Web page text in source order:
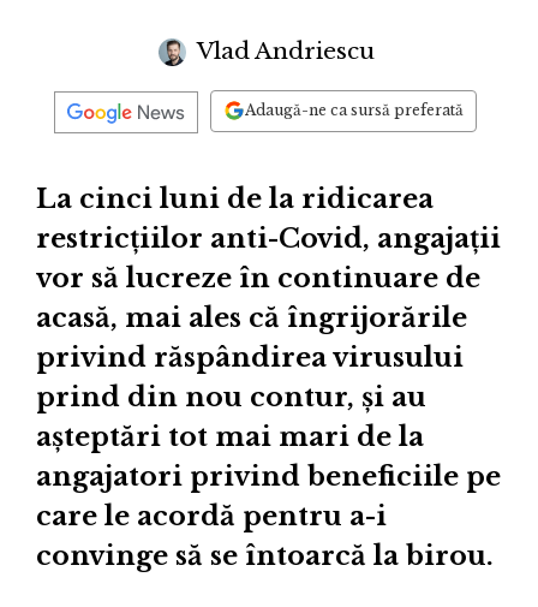
Vlad Andriescu
Adaugă-ne ca sursă preferată
La cinci luni de la ridicarea
restricțiilor anti-Covid, angajații
vor să lucreze în continuare de
acasă, mai ales că îngrijorările
privind răspândirea virusului
prind din nou contur, și au
așteptări tot mai mari de la
angajatori privind beneficiile pe
care le acordă pentru a-i
convinge să se întoarcă la birou.